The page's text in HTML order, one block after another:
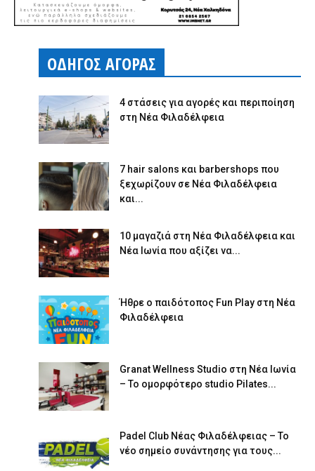
ΟΔΗΓΟΣ ΑΓΟΡΑΣ
4 στάσεις για αγορές και περιποίηση
στη Νέα Φιλαδέλφεια
7 hair salons και barbershops που
ξεχωρίζουν σε Νέα Φιλαδέλφεια
και...
10 μαγαζιά στη Νέα Φιλαδέλφεια και
Νέα Ιωνία που αξίζει να...
Ήθρε ο παιδότοπος Fun Play στη Νέα
Φιλαδέλφεια
Granat Wellness Studio στη Νέα Ιωνία
– Το ομορφότερο studio Pilates...
Padel Club Νέας Φιλαδέλφειας – Το
νέο σημείο συνάντησης για τους...